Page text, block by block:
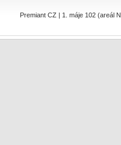
Premiant CZ | 1. máje 102 (areál